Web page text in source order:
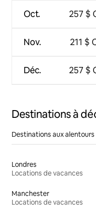
Oct.
Nov.
Déc.
257 $
211 $
257 $
Destinations à
Destinations aux alentours
Londres
Locations de vacances
Manchester
Locations de vacances